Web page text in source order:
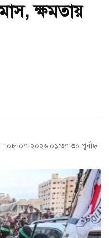
বৈঠক জর্ডানেরক্ষমতায়
০৮-০৭-২০২৬ ০১:৩৭:৩০ পূর্বাহ্ন